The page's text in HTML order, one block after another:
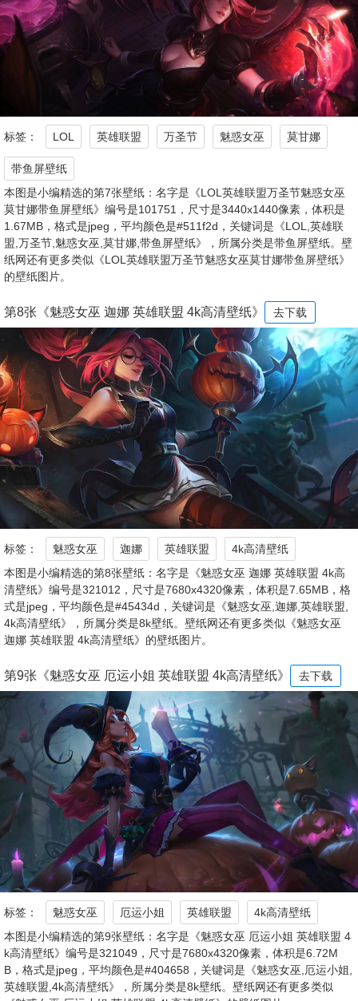
标签： LOL 英雄联盟 万圣节 魅惑女巫 莫甘娜
带鱼屏壁纸
本图是小编精选的第7张壁纸：名字是《LOL英雄联盟万圣节魅惑女巫
莫甘娜带鱼屏壁纸》编号是101751，尺寸是3440x1440像素，体积是
1.67MB，格式是jpeg，平均颜色是#511f2d，关键词是《LOL,英雄联
盟,万圣节,魅惑女巫,莫甘娜,带鱼屏壁纸》，所属分类是带鱼屏壁纸。壁
纸网还有更多类似《LOL英雄联盟万圣节魅惑女巫莫甘娜带鱼屏壁纸》
的壁纸图片。
第8张《魅惑女巫 迦娜 英雄联盟 4k高清壁纸》 去下载
标签： 魅惑女巫 迦娜 英雄联盟
4k高清壁纸
本图是小编精选的第8张壁纸：名字是《魅惑女巫 迦娜 英雄联盟 4k高
清壁纸》编号是321012，尺寸是7680x4320像素，体积是7.65MB，格
式是jpeg，平均颜色是#45434d，关键词是《魅惑女巫,迦娜,英雄联盟,
4k高清壁纸》，所属分类是8k壁纸。壁纸网还有更多类似《魅惑女巫
迦娜 英雄联盟 4k高清壁纸》的壁纸图片。
第9张《魅惑女巫 厄运小姐 英雄联盟 4k高清壁纸》 去下载
标签： 魅惑女巫 厄运小姐 英雄联盟
4k高清壁纸
本图是小编精选的第9张壁纸：名字是《魅惑女巫 厄运小姐 英雄联盟 4
k高清壁纸》编号是321049，尺寸是7680x4320像素，体积是6.72M
B，格式是jpeg，平均颜色是#404658，关键词是《魅惑女巫,厄运小姐,
英雄联盟,4k高清壁纸》，所属分类是8k壁纸。壁纸网还有更多类似